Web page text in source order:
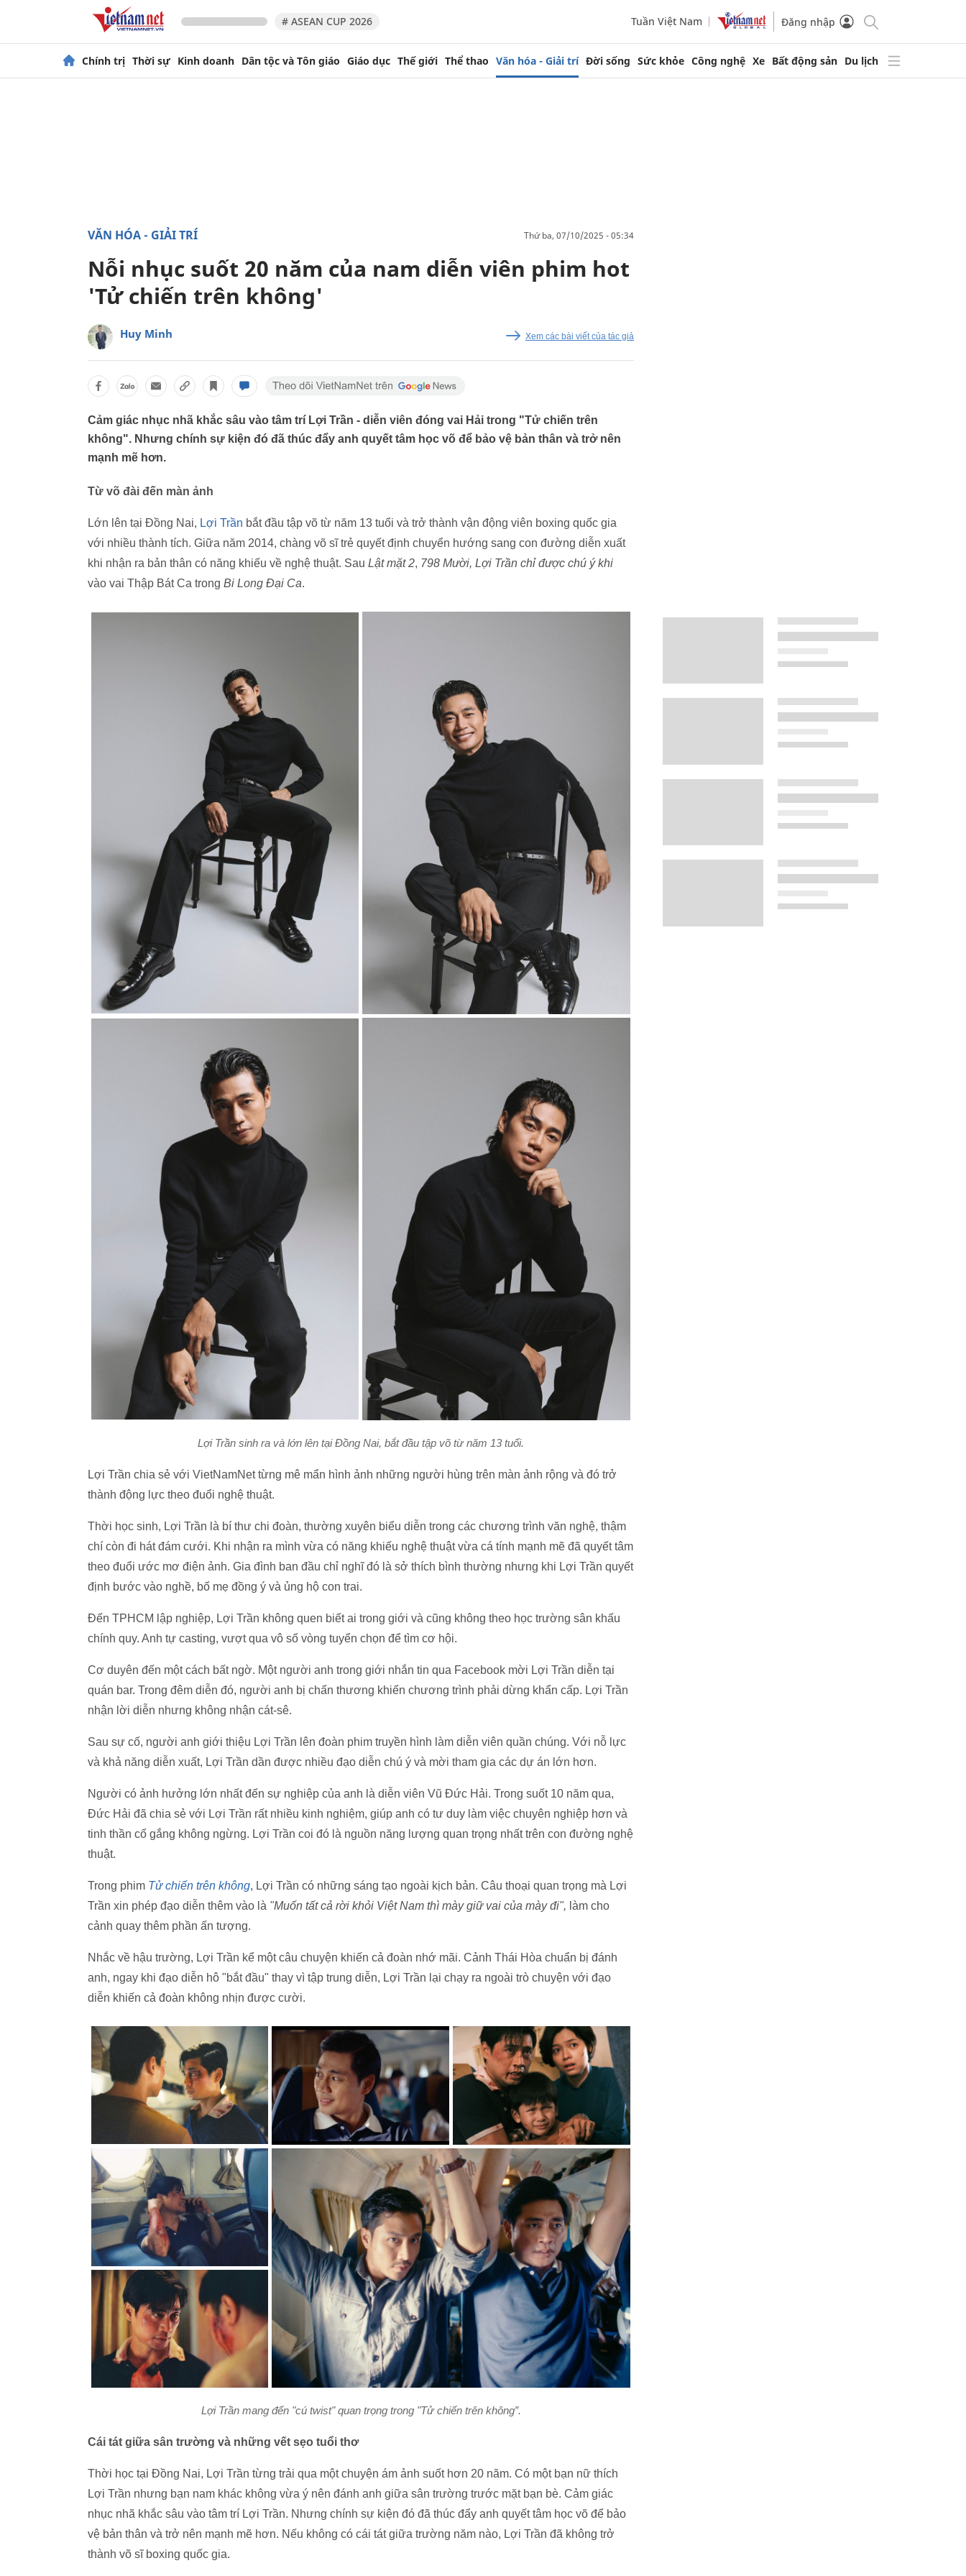
# ASEAN CUP 2026 Tuần Việt Nam Đăng nhập
Chính trị Thời sự Kinh doanh Dân tộc và Tôn giáo Giáo dục Thế giới Thể thao Văn hóa - Giải trí Đời sống Sức khỏe Công nghệ Xe Bất động sản Du lịch
VĂN HÓA - GIẢI TRÍ thứ ba, 07/10/2025 - 05:34
Nỗi nhục suốt 20 năm của nam diễn viên phim hot
'Tử chiến trên không'
Huy Minh Xem các bài viết của tác giả
Cảm giác nhục nhã khắc sâu vào tâm trí Lợi Trần - diễn viên đóng vai Hải trong "Tử chiến trên
không". Nhưng chính sự kiện đó đã thúc đẩy anh quyết tâm học võ để bảo vệ bản thân và trở nên
mạnh mẽ hơn.
Từ võ đài đến màn ảnh
Lớn lên tại Đồng Nai, Lợi Trần bắt đầu tập võ từ năm 13 tuổi và trở thành vận động viên boxing quốc gia
với nhiều thành tích. Giữa năm 2014, chàng võ sĩ trẻ quyết định chuyển hướng sang con đường diễn xuất
khi nhận ra bản thân có năng khiếu về nghệ thuật. Sau Lật mặt 2, 798 Mười, Lợi Trần chỉ được chú ý khi
vào vai Thập Bát Ca trong Bi Long Đại Ca.
Lợi Trần sinh ra và lớn lên tại Đồng Nai, bắt đầu tập võ từ năm 13 tuổi.
Lợi Trần chia sẻ với VietNamNet từng mê mẩn hình ảnh những người hùng trên màn ảnh rộng và đó trở
thành động lực theo đuổi nghệ thuật.
Thời học sinh, Lợi Trần là bí thư chi đoàn, thường xuyên biểu diễn trong các chương trình văn nghệ, thậm
chí còn đi hát đám cưới. Khi nhận ra mình vừa có năng khiếu nghệ thuật vừa cá tính mạnh mẽ đã quyết tâm
theo đuổi ước mơ điện ảnh. Gia đình ban đầu chỉ nghĩ đó là sở thích bình thường nhưng khi Lợi Trần quyết
định bước vào nghề, bố mẹ đồng ý và ủng hộ con trai.
Đến TPHCM lập nghiệp, Lợi Trần không quen biết ai trong giới và cũng không theo học trường sân khấu
chính quy. Anh tự casting, vượt qua vô số vòng tuyển chọn để tìm cơ hội.
Cơ duyên đến một cách bất ngờ. Một người anh trong giới nhắn tin qua Facebook mời Lợi Trần diễn tại
quán bar. Trong đêm diễn đó, người anh bị chấn thương khiến chương trình phải dừng khẩn cấp. Lợi Trần
nhận lời diễn nhưng không nhận cát-sê.
Sau sự cố, người anh giới thiệu Lợi Trần lên đoàn phim truyền hình làm diễn viên quần chúng. Với nỗ lực
và khả năng diễn xuất, Lợi Trần dần được nhiều đạo diễn chú ý và mời tham gia các dự án lớn hơn.
Người có ảnh hưởng lớn nhất đến sự nghiệp của anh là diễn viên Vũ Đức Hải. Trong suốt 10 năm qua,
Đức Hải đã chia sẻ với Lợi Trần rất nhiều kinh nghiệm, giúp anh có tư duy làm việc chuyên nghiệp hơn và
tinh thần cố gắng không ngừng. Lợi Trần coi đó là nguồn năng lượng quan trọng nhất trên con đường nghệ
thuật.
Trong phim Tử chiến trên không, Lợi Trần có những sáng tạo ngoài kịch bản. Câu thoại quan trọng mà Lợi
Trần xin phép đạo diễn thêm vào là "Muốn tất cả rời khỏi Việt Nam thì mày giữ vai của mày đi", làm cho
cảnh quay thêm phần ấn tượng.
Nhắc về hậu trường, Lợi Trần kể một câu chuyện khiến cả đoàn nhớ mãi. Cảnh Thái Hòa chuẩn bị đánh
anh, ngay khi đạo diễn hô "bắt đầu" thay vì tập trung diễn, Lợi Trần lại chạy ra ngoài trò chuyện với đạo
diễn khiến cả đoàn không nhịn được cười.
Lợi Trần mang đến "cú twist" quan trọng trong "Tử chiến trên không”.
Cái tát giữa sân trường và những vết sẹo tuổi thơ
Thời học tại Đồng Nai, Lợi Trần từng trải qua một chuyện ám ảnh suốt hơn 20 năm. Có một bạn nữ thích
Lợi Trần nhưng bạn nam khác không vừa ý nên đánh anh giữa sân trường trước mặt bạn bè. Cảm giác
nhục nhã khắc sâu vào tâm trí Lợi Trần. Nhưng chính sự kiện đó đã thúc đẩy anh quyết tâm học võ để bảo
vệ bản thân và trở nên mạnh mẽ hơn. Nếu không có cái tát giữa trường năm nào, Lợi Trần đã không trở
thành võ sĩ boxing quốc gia.